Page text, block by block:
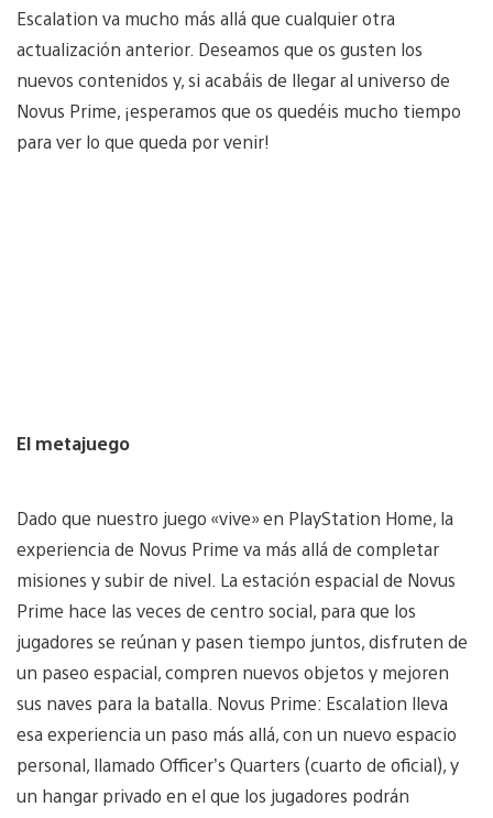
Escalation va mucho más allá que cualquier otra
actualización anterior. Deseamos que os gusten los
nuevos contenidos y, si acabáis de llegar al universo de
Novus Prime, ¡esperamos que os quedéis mucho tiempo
para ver lo que queda por venir!
El metajuego
Dado que nuestro juego «vive» en PlayStation Home, la
experiencia de Novus Prime va más allá de completar
misiones y subir de nivel. La estación espacial de Novus
Prime hace las veces de centro social, para que los
jugadores se reúnan y pasen tiempo juntos, disfruten de
un paseo espacial, compren nuevos objetos y mejoren
sus naves para la batalla. Novus Prime: Escalation lleva
esa experiencia un paso más allá, con un nuevo espacio
personal, llamado Officer’s Quarters (cuarto de oficial), y
un hangar privado en el que los jugadores podrán